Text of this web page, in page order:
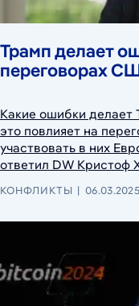
Трамп делает
переговорах
Какие ошибки делает
это повлияет на
участвовать в них
ответил DW Кристоф
КОНФЛИКТЫ 06.03.2025